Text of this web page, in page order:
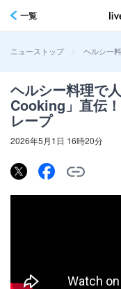
一覧
ニューストップ > ヘルシー
ヘルシー料理で
Cooking」直伝
レープ
2026年5月1日 16時20分